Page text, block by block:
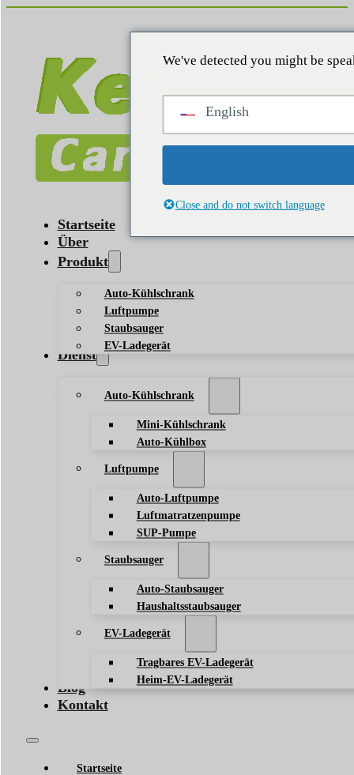
Startseite
Über
Produkt
Auto-Kühlschrank
Luftpumpe
Staubsauger
EV-Ladegerät
Dienst
Auto-Kühlschrank
Mini-Kühlschrank
Auto-Kühlbox
Luftpumpe
Auto-Luftpumpe
Luftmatratzenpumpe
SUP-Pumpe
Staubsauger
Auto-Staubsauger
Haushaltsstaubsauger
EV-Ladegerät
Tragbares EV-Ladegerät
Heim-EV-Ladegerät
Blog
Kontakt
Startseite
We've detected you might be
English
Close and do not switch language